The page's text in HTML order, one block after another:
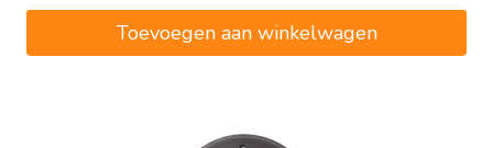
Toevoegen aan winkelwagen